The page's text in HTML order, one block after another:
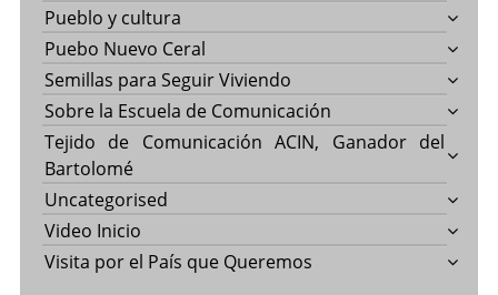
Pueblo y cultura
Puebo Nuevo Ceral
Semillas para Seguir Viviendo
Sobre la Escuela de Comunicación
Tejido de Comunicación ACIN, Ganador del
Bartolomé
Uncategorised
Video Inicio
Visita por el País que Queremos